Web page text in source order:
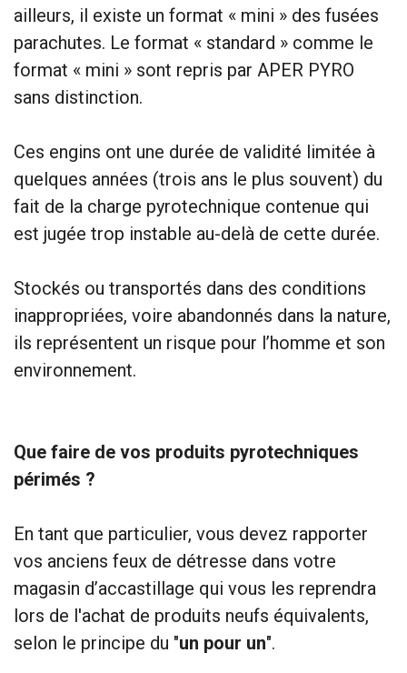
ailleurs, il existe un format « mini » des fusées
parachutes. Le format « standard » comme le
format « mini » sont repris par APER PYRO
sans distinction.
Ces engins ont une durée de validité limitée à
quelques années (trois ans le plus souvent) du
fait de la charge pyrotechnique contenue qui
est jugée trop instable au-delà de cette durée.
Stockés ou transportés dans des conditions
inappropriées, voire abandonnés dans la nature,
ils représentent un risque pour l’homme et son
environnement.
Que faire de vos produits pyrotechniques
périmés ?
En tant que particulier, vous devez rapporter
vos anciens feux de détresse dans votre
magasin d’accastillage qui vous les reprendra
lors de l'achat de produits neufs équivalents,
selon le principe du "un pour un".